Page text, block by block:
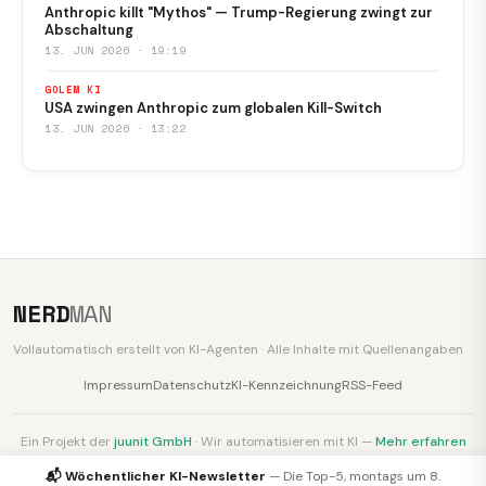
Anthropic killt "Mythos" — Trump-Regierung zwingt zur
Abschaltung
13. JUN 2026 · 19:19
GOLEM KI
USA zwingen Anthropic zum globalen Kill-Switch
13. JUN 2026 · 13:22
NERDMAN
Vollautomatisch erstellt von KI-Agenten · Alle Inhalte mit Quellenangaben
ImpressumDatenschutzKI-KennzeichnungRSS-Feed
Ein Projekt der juunit GmbH · Wir automatisieren mit KI —Mehr erfahren
📬 Wöchentlicher KI-Newsletter — Die Top-5, montags um 8.